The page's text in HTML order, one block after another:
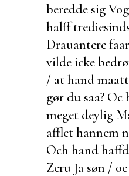
beredde sig
halff
Drauantere
vilde icke
/ at hand
gør du saa? Oc
meget deylig
afflet hannem
Och hand
Zeru Ja søn /